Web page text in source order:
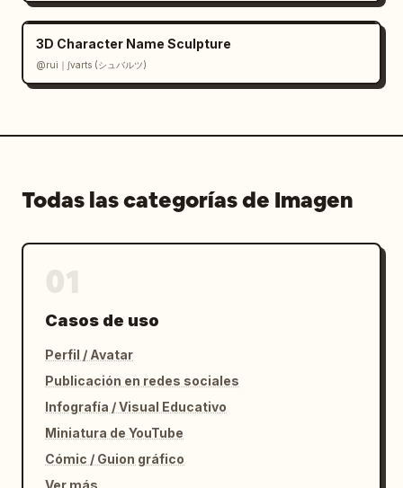
3D Character Name Sculpture
@rui｜∫varts (シュバルツ)
Todas las categorías de Imagen
Casos de uso
Perfil / Avatar
Publicación en redes sociales
Infografía / Visual Educativo
Miniatura de YouTube
Cómic / Guion gráfico
Ver más